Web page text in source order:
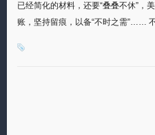
已经简化的材料，还要“叠叠不休”，
账，坚持留痕，以备“不时之需”……